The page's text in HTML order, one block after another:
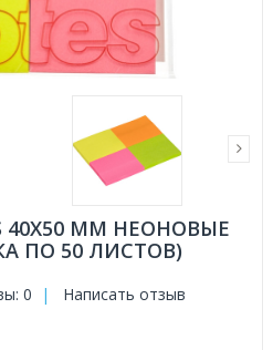
40X50 ММ НЕОНОВЫЕ
ПО 50 ЛИСТОВ)
0 | Написать отзыв